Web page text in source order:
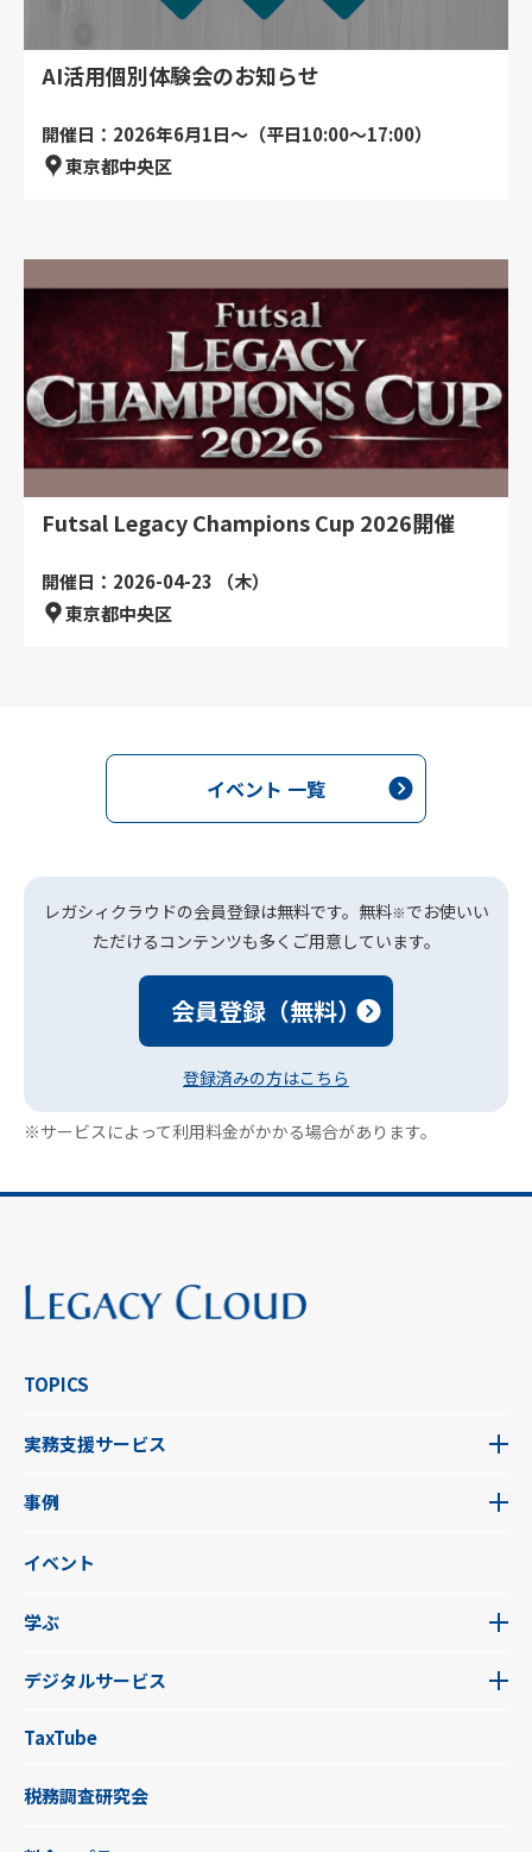
AI活用個別体験会のお知らせ
開催日：2026年6月1日～（平日10:00～17:00）
東京都中央区
Futsal Legacy Champions Cup 2026開催
開催日：2026-04-23 （木）
東京都中央区
イベント 一覧
レガシィクラウドの会員登録は無料です。無料※でお使いい
ただけるコンテンツも多くご用意しています。
会員登録（無料）
登録済みの方はこちら
※サービスによって利用料金がかかる場合があります。
TOPICS
実務支援サービス
事例
イベント
学ぶ
デジタルサービス
TaxTube
税務調査研究会